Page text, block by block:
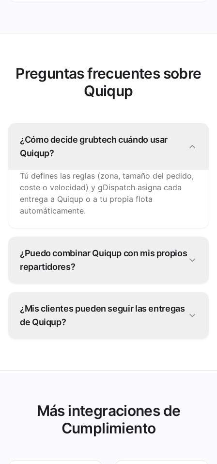
Preguntas frecuentes sobre
Quiqup
¿Cómo decide grubtech cuándo usar
Quiqup?
Tú defines las reglas (zona, tamaño del pedido,
coste o velocidad) y gDispatch asigna cada
entrega a Quiqup o a tu propia flota
automáticamente.
¿Puedo combinar Quiqup con mis propios
repartidores?
Quiqup para los picos y distancias largas.
¿Mis clientes pueden seguir las entregas
de Quiqup?
Más integraciones de
Cumplimiento